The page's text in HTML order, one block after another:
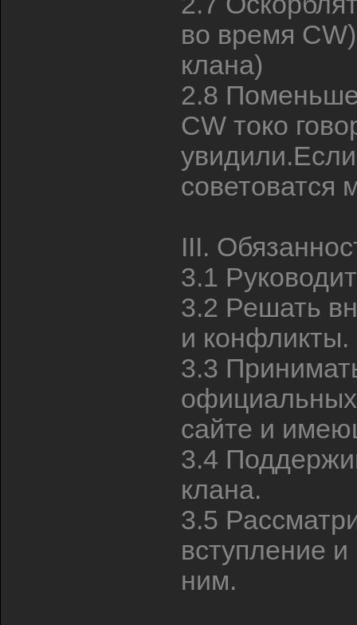
во время
клана)
2.8
CW токо
советоватся
III.
3.1
3.2 Решать
и конфликты.
3.3
сайте и
3.4
клана.
3.5
вступление
ним.